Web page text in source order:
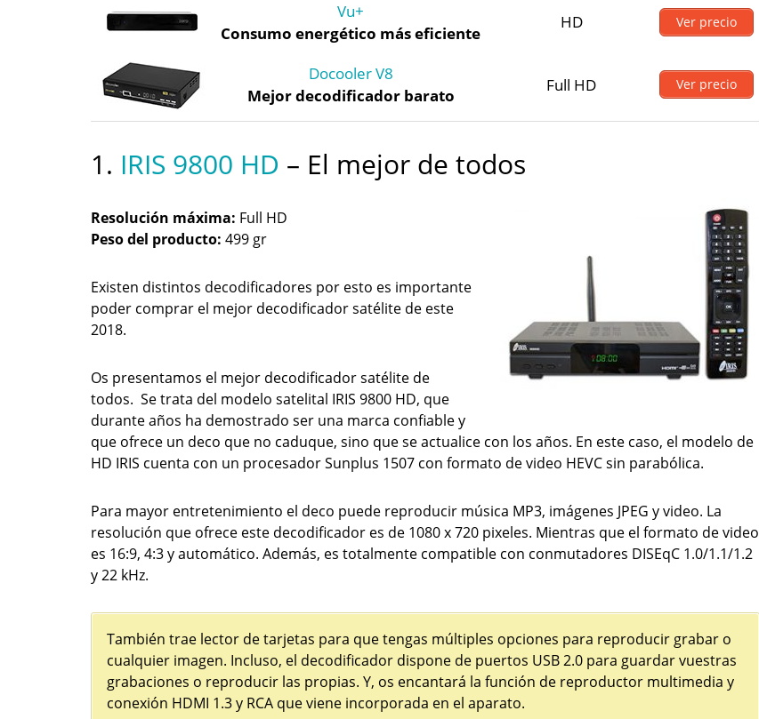
Vu+
Consumo energético más eficiente
HD Ver precio
Docooler V8
Mejor decodificador barato
Full HD Ver precio
1. IRIS 9800 HD – El mejor de todos
Resolución máxima: Full HD
Peso del producto: 499 gr
Existen distintos decodificadores por esto es importante
poder comprar el mejor decodificador satélite de este
2018.
Os presentamos el mejor decodificador satélite de
todos. Se trata del modelo satelital IRIS 9800 HD, que
durante años ha demostrado ser una marca confiable y
que ofrece un deco que no caduque, sino que se actualice con los años. En este caso, el modelo de
HD IRIS cuenta con un procesador Sunplus 1507 con formato de video HEVC sin parabólica.
Para mayor entretenimiento el deco puede reproducir música MP3, imágenes JPEG y video. La
resolución que ofrece este decodificador es de 1080 x 720 pixeles. Mientras que el formato de video
es 16:9, 4:3 y automático. Además, es totalmente compatible con conmutadores DISEqC 1.0/1.1/1.2
y 22 kHz.
También trae lector de tarjetas para que tengas múltiples opciones para reproducir grabar o
cualquier imagen. Incluso, el decodificador dispone de puertos USB 2.0 para guardar vuestras
grabaciones o reproducir las propias. Y, os encantará la función de reproductor multimedia y
conexión HDMI 1.3 y RCA que viene incorporada en el aparato.